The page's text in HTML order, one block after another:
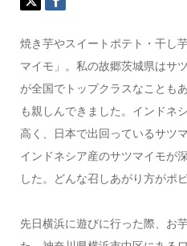
焼き芋やスイートポテト・干し
マイモ」。私の故郷茨城県はサ
が全国でトップクラスなことも
も親しんできました。インドネ
高く、日本で出回っているサツ
インドネシア産のサツマイモが
した。どんな召しあがり方がポ
先日横浜に遊びに行った際、お